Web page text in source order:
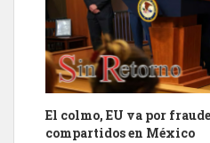
El colmo, EU va por
compartidos en México